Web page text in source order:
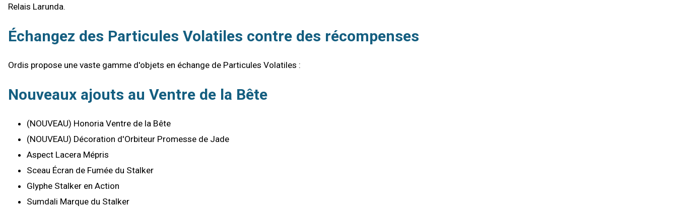
Relais Larunda.
Échangez des Particules Volatiles contre des récompenses
Ordis propose une vaste gamme d'objets en échange de Particules Volatiles :
Nouveaux ajouts au Ventre de la Bête
(NOUVEAU) Honoria Ventre de la Bête
(NOUVEAU) Décoration d'Orbiteur Promesse de Jade
Aspect Lacera Mépris
Sceau Écran de Fumée du Stalker
Glyphe Stalker en Action
Sumdali Marque du Stalker